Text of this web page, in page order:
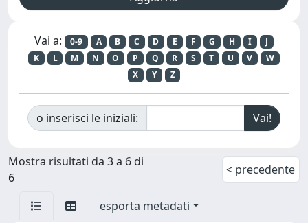
Vai a: 0-9 A B C D E F G H I
J
K
L M N O P Q R S T U V
W
X
Y Z
o inserisci le iniziali:
Mostra risultati da 3 a 6 di
6
< precedente
esporta metadati